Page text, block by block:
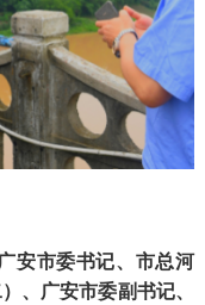
安市委书记、市总河
、广安市委副书记、